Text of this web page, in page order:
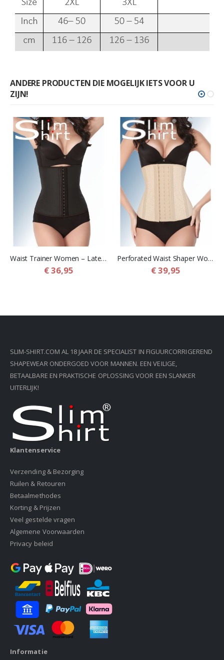
ANDERE PRODUCTEN DIE MOGELIJK IETS VOOR U
ZIJN!
Waist Trainer Women – Latex Korset Buikband voor Vrouwen
€ 36,95
Perforated Waist Shaper Women – Geperforeerde Corrigerende Buikband voor vrouwen
€ 39,95
SLIM-SHIRT.COM AL 18 JAAR DE SPECIALIST IN FIGUURCORRIGEREND
SHAPEWEAR ONDERGOED VOOR MANNEN. EEN VEILIGE,
BETAALBARE EN PRAKTISCHE OPLOSSING VOOR EEN SLANKER
UITERLIJK!
Klantenservice
Verzending & Bezorging
Ruilen & Retouren
Betaalmethodes
Korting & Prijzen
Veel gestelde vragen
Algemene Voorwaarden
Privacy beleid
Informatie